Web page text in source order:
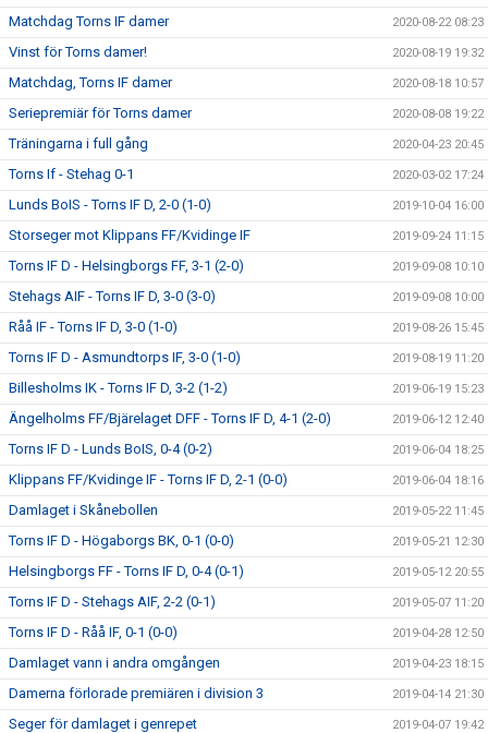
Matchdag Torns IF damer 2020-08-22 08:23
Vinst för Torns damer! 2020-08-19 19:32
Matchdag, Torns IF damer 2020-08-18 10:57
Seriepremiär för Torns damer 2020-08-08 19:22
Träningarna i full gång 2020-04-23 20:45
Torns If - Stehag 0-1 2020-03-02 17:24
Lunds BoIS - Torns IF D, 2-0 (1-0) 2019-10-04 16:00
Storseger mot Klippans FF/Kvidinge IF 2019-09-24 11:15
Torns IF D - Helsingborgs FF, 3-1 (2-0) 2019-09-08 10:10
Stehags AIF - Torns IF D, 3-0 (3-0) 2019-09-08 10:00
Råå IF - Torns IF D, 3-0 (1-0) 2019-08-26 15:45
Torns IF D - Asmundtorps IF, 3-0 (1-0) 2019-08-19 11:20
Billesholms IK - Torns IF D, 3-2 (1-2) 2019-06-19 15:23
Ängelholms FF/Bjärelaget DFF - Torns IF D, 4-1 (2-0) 2019-06-12 12:40
Torns IF D - Lunds BoIS, 0-4 (0-2) 2019-06-04 18:25
Klippans FF/Kvidinge IF - Torns IF D, 2-1 (0-0) 2019-06-04 18:16
Damlaget i Skånebollen 2019-05-22 11:45
Torns IF D - Högaborgs BK, 0-1 (0-0) 2019-05-21 12:30
Helsingborgs FF - Torns IF D, 0-4 (0-1) 2019-05-12 20:55
Torns IF D - Stehags AIF, 2-2 (0-1) 2019-05-07 11:20
Torns IF D - Råå IF, 0-1 (0-0) 2019-04-28 12:50
Damlaget vann i andra omgången 2019-04-23 18:15
Damerna förlorade premiären i division 3 2019-04-14 21:30
Seger för damlaget i genrepet 2019-04-07 19:42